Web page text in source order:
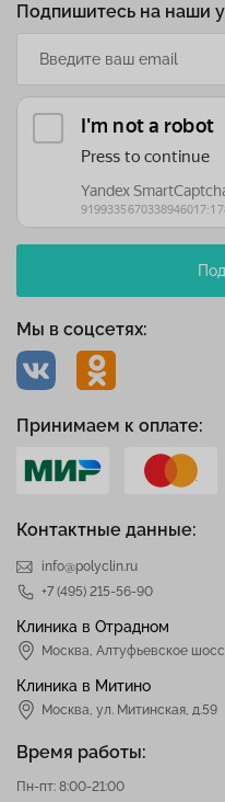
Контактные данные:
info@polyclin.ru
+7 (495) 215-56-90
Клиника в Отрадном
Москва, Алтуфьевское
Клиника в Митино
Москва, ул. Митинская, д.59
Время работы:
Пн-пт: 8:00-21:00
Мы в соцсетях:
Подпишитесь на наши
Принимаем к оплате: